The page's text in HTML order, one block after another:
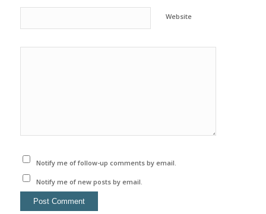
Website
Notify me of follow-up comments by email.
Notify me of new posts by email.